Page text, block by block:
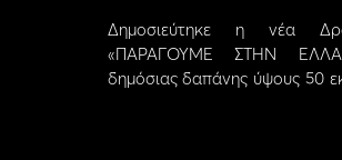
Δημοσιεύτηκε η νέα
«ΠΑΡΑΓΟΥΜΕ ΣΤΗΝ
δημόσιας δαπάνης ύψους 50